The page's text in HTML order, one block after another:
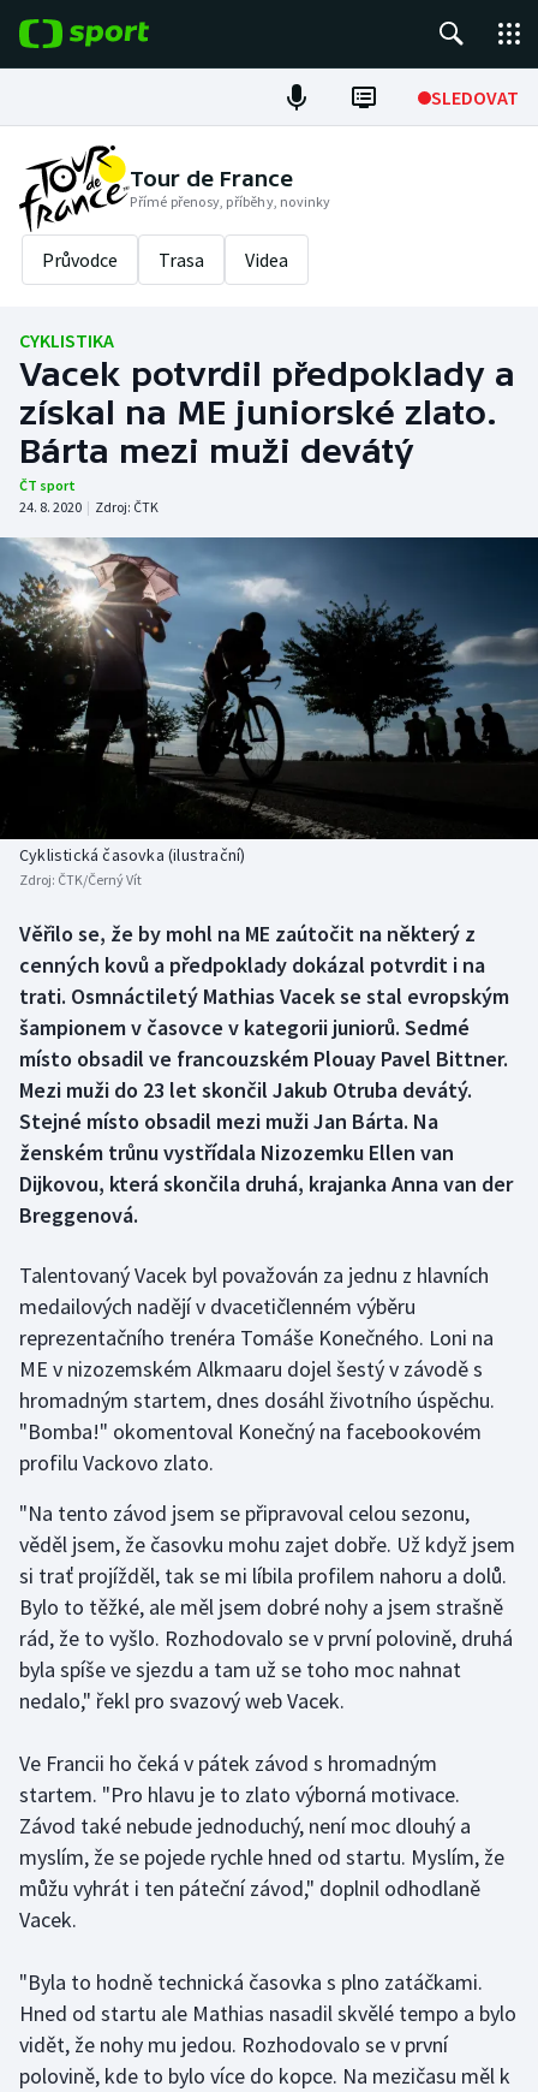
SLEDOVAT
Fotbal
Hokej
Tenis
Cyklistika
DALŠÍ SPORTY
Americký fotbal
Baseball a softbal
Basketbal
Biatlon
Boby a skeleton
Curling
Florbal
Futsal
Gymnastika
Házená
Judo
Krasobruslení
Lezení
Moderní pětiboj
Motorsport
Olympijské hry
Parasport
Plavání
Plážový volejbal
Ragby
Rychlostní kanoistika
Short track
NEPŘEHLÉDNĚTE
Soutěže
Historické návraty
Aplikace ČT sport
AZ kvíz
Tour de France
Přímé přenosy, příběhy, novinky
Průvodce Trasa Videa
CYKLISTIKA
Vacek potvrdil předpoklady a
získal na ME juniorské zlato.
Bárta mezi muži devátý
ČT sport
24. 8. 2020 | Zdroj: ČTK
Cyklistická časovka (ilustrační)
Zdroj: ČTK/Černý Vít
Věřilo se, že by mohl na ME zaútočit na některý z
cenných kovů a předpoklady dokázal potvrdit i na
trati. Osmnáctiletý Mathias Vacek se stal evropským
šampionem v časovce v kategorii juniorů. Sedmé
místo obsadil ve francouzském Plouay Pavel Bittner.
Mezi muži do 23 let skončil Jakub Otruba devátý.
Stejné místo obsadil mezi muži Jan Bárta. Na
ženském trůnu vystřídala Nizozemku Ellen van
Dijkovou, která skončila druhá, krajanka Anna van der
Breggenová.
Talentovaný Vacek byl považován za jednu z hlavních
medailových nadějí v dvacetičlenném výběru
reprezentačního trenéra Tomáše Konečného. Loni na
ME v nizozemském Alkmaaru dojel šestý v závodě s
hromadným startem, dnes dosáhl životního úspěchu.
"Bomba!" okomentoval Konečný na facebookovém
profilu Vackovo zlato.
"Na tento závod jsem se připravoval celou sezonu,
věděl jsem, že časovku mohu zajet dobře. Už když jsem
si trať projížděl, tak se mi líbila profilem nahoru a dolů.
Bylo to těžké, ale měl jsem dobré nohy a jsem strašně
rád, že to vyšlo. Rozhodovalo se v první polovině, druhá
byla spíše ve sjezdu a tam už se toho moc nahnat
nedalo," řekl pro svazový web Vacek.
Ve Francii ho čeká v pátek závod s hromadným
startem. "Pro hlavu je to zlato výborná motivace.
Závod také nebude jednoduchý, není moc dlouhý a
myslím, že se pojede rychle hned od startu. Myslím, že
můžu vyhrát i ten páteční závod," doplnil odhodlaně
Vacek.
"Byla to hodně technická časovka s plno zatáčkami.
Hned od startu ale Mathias nasadil skvělé tempo a bylo
vidět, že nohy mu jedou. Rozhodovalo se v první
polovině, kde to bylo více do kopce. Na mezičasu měl k